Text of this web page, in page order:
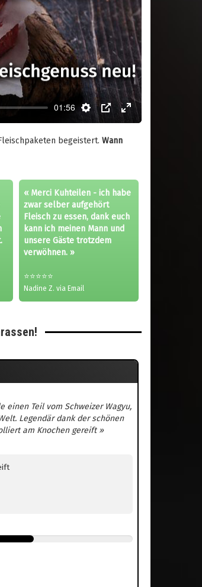
01:56
Settings
Enter
begeistert. Wann
« Merci Kuhteilen - ich habe
zwar selber aufgehört
Fleisch zu essen, dank euch
kann ich meinen Mann und
unsere Gäste trotzdem
verwöhnen. »
⭐⭐⭐⭐⭐
Nadine Z. via Email
einen Teil vom Schweizer Wagyu,
Legendär dank der schönen
am Knochen gereift »